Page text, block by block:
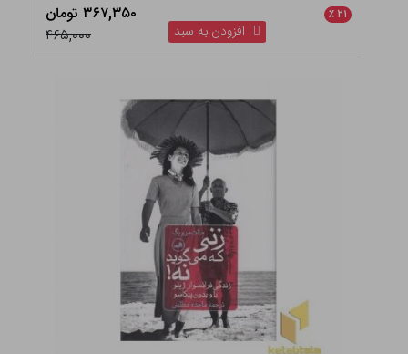
۲۱ ٪
۳۶۷,۳۵۰ تومان
۴۶۵,۰۰۰
افزودن به سبد